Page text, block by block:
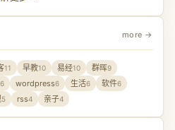
more →
11 早教10 易经10 群晖9
6 wordpress6 生活6 软件6
5 rss4 亲子4